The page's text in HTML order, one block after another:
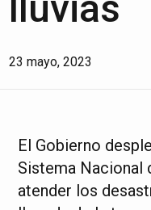
23 mayo, 2023
El Gobierno
Sistema Nacional
atender los